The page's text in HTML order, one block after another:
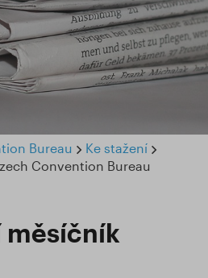
Bureau
Ke stažení
Convention Bureau